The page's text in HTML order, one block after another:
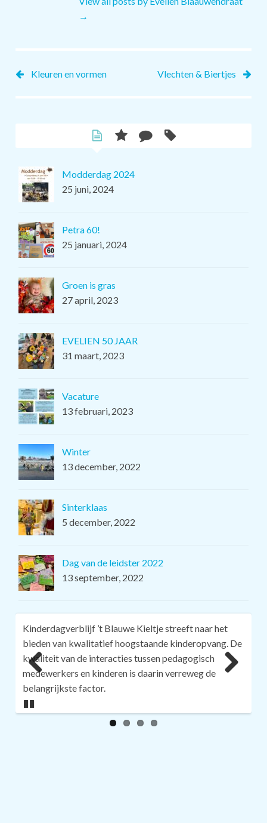
→
Kleuren en vormen Vlechten & Biertjes
Modderdag 2024
25 juni, 2024
Petra 60!
25 januari, 2024
Groen is gras
27 april, 2023
EVELIEN 50 JAAR
31 maart, 2023
Vacature
13 februari, 2023
Winter
13 december, 2022
Sinterklaas
5 december, 2022
Dag van de leidster 2022
13 september, 2022
Kinderdagverblijf ’t Blauwe Kieltje streeft naar het
bieden van kwalitatief hoogstaande kinderopvang. De
kwaliteit van de interacties tussen pedagogisch
medewerkers en kinderen is daarin verreweg de
belangrijkste factor.